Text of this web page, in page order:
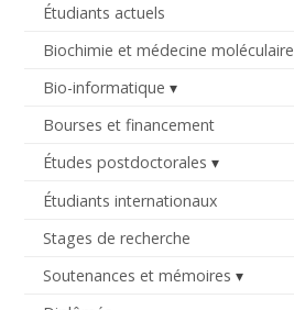
Étudiants actuels
Biochimie et médecine moléculaire
Bio-informatique
Bourses et financement
Études postdoctorales
Étudiants internationaux
Stages de recherche
Soutenances et mémoires